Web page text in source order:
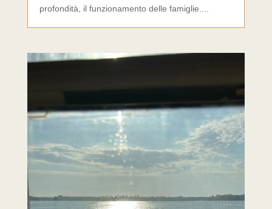
profondità, il funzionamento delle famiglie....